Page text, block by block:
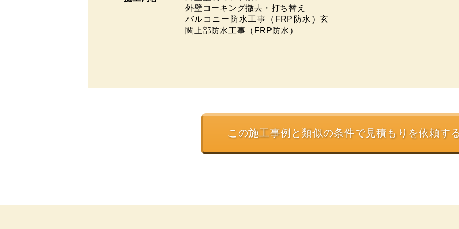
外壁コーキング撤去・打ち替え
バルコニー防水工事（FRP防水）玄
関上部防水工事（FRP防水）
この施工事例と類似の条件で見積もりを依頼す